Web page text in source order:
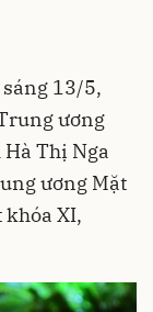
13/5,
ương
Thị Nga
ương Mặt
XI,